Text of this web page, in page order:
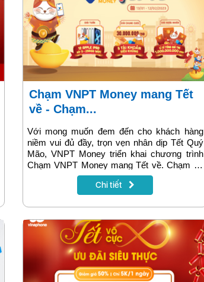
Chạm VNPT Money mang Tết
về - Chạm...
Với mong muốn đem đến cho khách hàng
niềm vui đủ đầy, trọn vẹn nhân dịp Tết Quý
Mão, VNPT Money triển khai chương trình
Chạm VNPT Money mang Tết về. Chạm để
du xuân vạn lộc, chạm để sắm sửa đầu năm,
chạm để chu toàn vạn sự, chạm để rinh lộc
Chi tiết